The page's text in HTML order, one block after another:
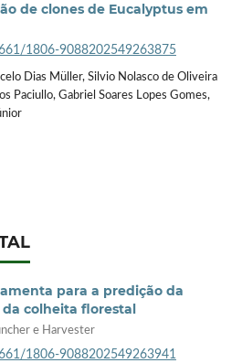
de clones de Eucalyptus em
1806-9088202549263875
Dias Müller, Silvio Nolasco de Oliveira
Paciullo, Gabriel Soares Lopes Gomes,
para a predição da
colheita florestal
e Harvester
1806-9088202549263941